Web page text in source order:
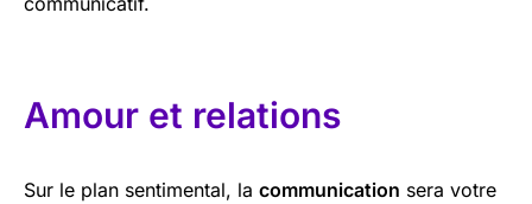
Amour et relations
Sur le plan sentimental, la communication sera votre